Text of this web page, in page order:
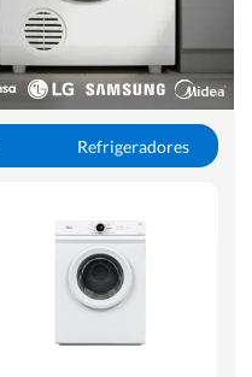
Refrigeradores